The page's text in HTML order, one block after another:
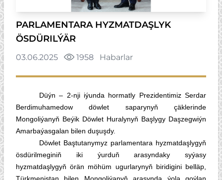
PARLAMENTARA HYZMATDAŞLYK
ÖSDÜRILÝÄR
03.06.2025 1958 Habarlar
Düýn – 2-nji iýunda hormatly Prezidentimiz Serdar
Berdimuhamedow döwlet saparynyň çäklerinde
Mongoliýanyň Beýik Döwlet Huralynyň Başlygy Daşzegwiýn
Amarbaýasgalan bilen duşuşdy.
Döwlet Baştutanymyz parlamentara hyzmatdaşlygyň
ösdürilmeginiň iki ýurduň arasyndaky syýasy
hyzmatdaşlygyň örän möhüm ugurlarynyň biridigini belläp,